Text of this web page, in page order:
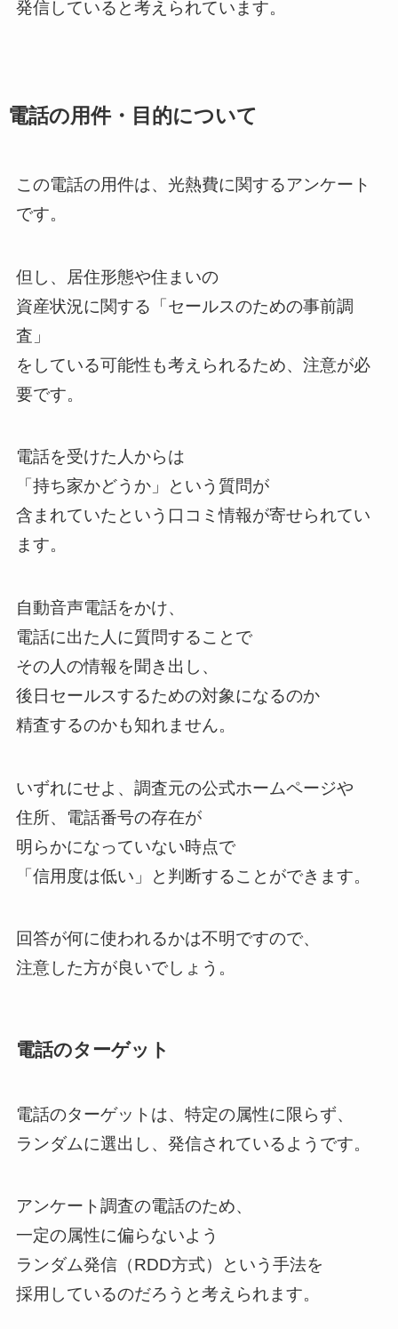
発信していると考えられています。
電話の用件・目的について
この電話の用件は、光熱費に関するアンケート
です。
但し、居住形態や住まいの
資産状況に関する「セールスのための事前調
査」
をしている可能性も考えられるため、注意が必
要です。
電話を受けた人からは
「持ち家かどうか」という質問が
含まれていたという口コミ情報が寄せられてい
ます。
自動音声電話をかけ、
電話に出た人に質問することで
その人の情報を聞き出し、
後日セールスするための対象になるのか
精査するのかも知れません。
いずれにせよ、調査元の公式ホームページや
住所、電話番号の存在が
明らかになっていない時点で
「信用度は低い」と判断することができます。
回答が何に使われるかは不明ですので、
注意した方が良いでしょう。
電話のターゲット
電話のターゲットは、特定の属性に限らず、
ランダムに選出し、発信されているようです。
アンケート調査の電話のため、
一定の属性に偏らないよう
ランダム発信（RDD方式）という手法を
採用しているのだろうと考えられます。